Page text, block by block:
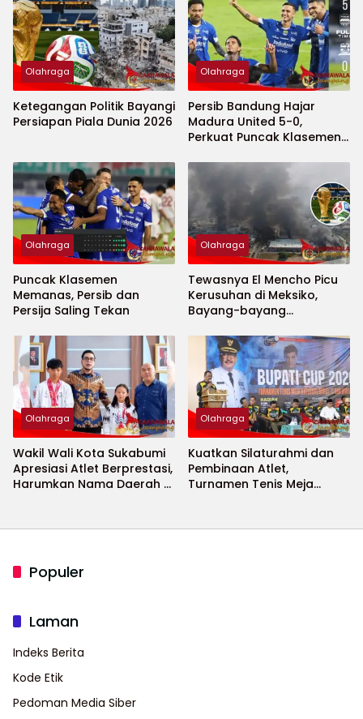
Olahraga
Ketegangan Politik Bayangi
Persiapan Piala Dunia 2026
Olahraga
Persib Bandung Hajar
Madura United 5-0,
Perkuat Puncak Klasemen
Olahraga
Puncak Klasemen
Memanas, Persib dan
Persija Saling Tekan
Olahraga
Tewasnya El Mencho Picu
Kerusuhan di Meksiko,
Bayang-bayang
2026 Menguat
Olahraga
Wakil Wali Kota Sukabumi
Apresiasi Atlet Berprestasi,
Harumkan Nama Daerah di
Olahraga
Kuatkan Silaturahmi dan
Pembinaan Atlet,
Turnamen Tenis Meja
Populer
Laman
Indeks Berita
Kode Etik
Pedoman Media Siber